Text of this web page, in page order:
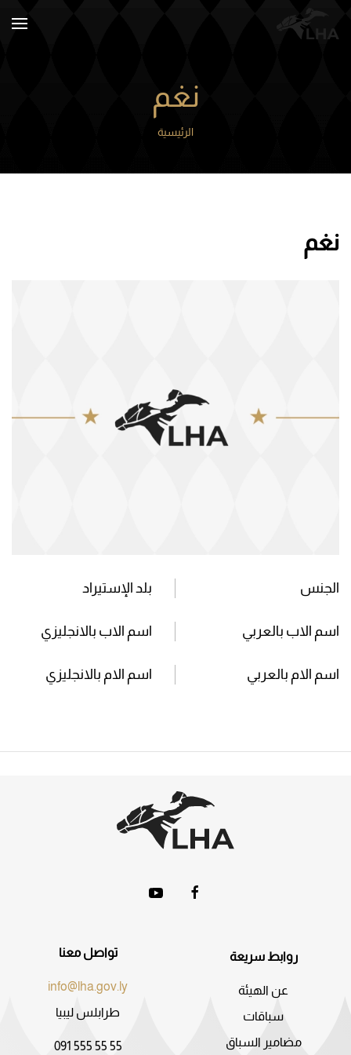
نغم
الرئيسية
نغم
الجنس بلد الإستيراد
اسم الاب بالعربي اسم الاب بالانجليزي
اسم الام بالعربي اسم الام بالانجليزي
روابط سريعة
عن الهيئة
سباقات
مضامير السباق
تواصل معنا
info@lha.gov.ly
طرابلس ليبيا
091 555 55 55